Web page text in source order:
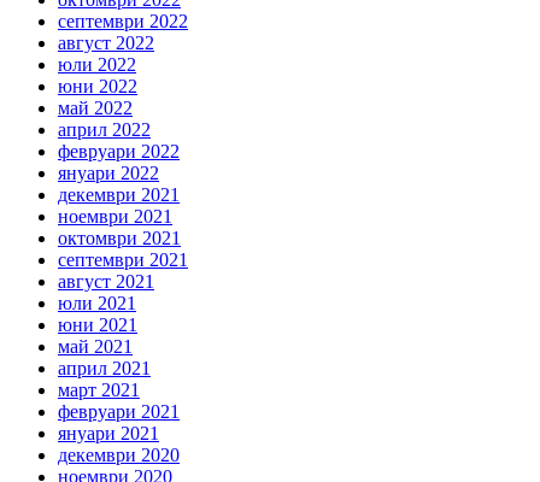
септември 2022
август 2022
юли 2022
юни 2022
май 2022
април 2022
февруари 2022
януари 2022
декември 2021
ноември 2021
октомври 2021
септември 2021
август 2021
юли 2021
юни 2021
май 2021
април 2021
март 2021
февруари 2021
януари 2021
декември 2020
ноември 2020